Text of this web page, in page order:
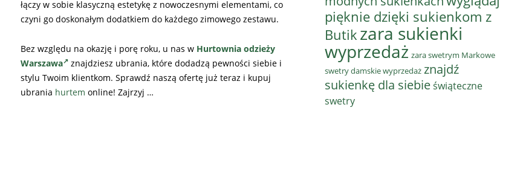
łączy w sobie klasyczną estetykę z nowoczesnymi elementami, co
czyni go doskonałym dodatkiem do każdego zimowego zestawu.
Bez względu na okazję i porę roku, u nas w Hurtownia odzieży
Warszawa
znajdziesz ubrania, które dodadzą pewności siebie i
stylu Twoim klientkom. Sprawdź naszą ofertę już teraz i kupuj
ubrania hurtem online! Zajrzyj …
pięknie dzięki sukienkom z
Butik zara sukienki
wyprzedaż zara swetrym Markowe
swetry damskie wyprzedaż znajdź
sukienkę dla siebieświąteczne
swetry